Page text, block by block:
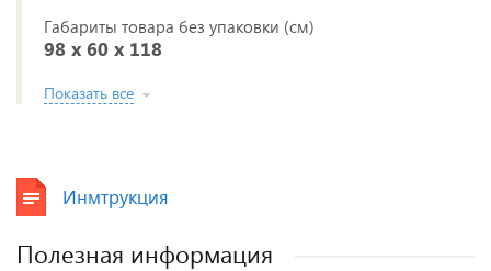
Габариты товара без упаковки (см)
98 x 60 x 118
Показать все
Инмтрукция
Полезная информация